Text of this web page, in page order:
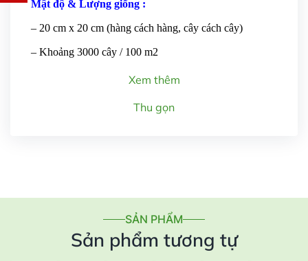
Mật độ & Lượng giống :
– 20 cm x 20 cm (hàng cách hàng, cây cách cây)
– Khoảng 3000 cây / 100 m2
Xem thêm
Thu gọn
SẢN PHẨM
Sản phẩm tương tự